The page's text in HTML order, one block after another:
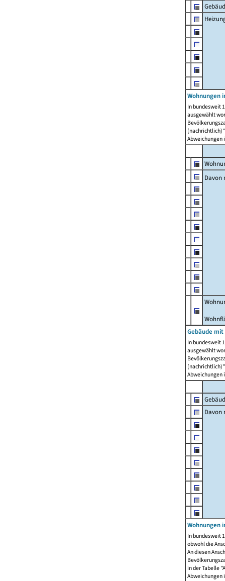
Wohnungen
In bundesweit
ausgewählt
Abweichungen
Davon
Gebäude
In bundesweit
ausgewählt
Abweichungen
Davon
Wohnungen
In bundesweit
obwohl die
An diesen
in der Tabelle
Abweichungen